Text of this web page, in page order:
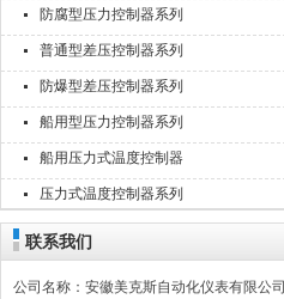
防腐型压力控制器系列
普通型差压控制器系列
防爆型差压控制器系列
船用型压力控制器系列
船用压力式温度控制器
压力式温度控制器系列
联系我们
公司名称：安徽美克斯自动化仪表有限公司